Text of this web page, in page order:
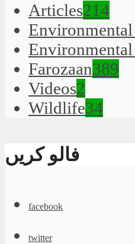
Articles214
Farozaan389
Videos2
Wildlife34
فالو کریں
facebook
twitter